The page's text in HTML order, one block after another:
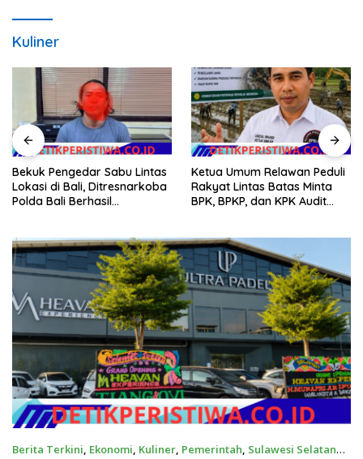
Kuliner
Bekuk Pengedar Sabu Lintas
Lokasi di Bali, Ditresnarkoba
Polda Bali Berhasil
Ketua Umum Relawan Peduli
Rakyat Lintas Batas Minta
BPK, BPKP, dan KPK Audit
Aceh
Berita Terkini, Ekonomi, Kuliner, Pemerintah, Sulawesi Selatan